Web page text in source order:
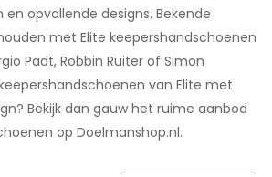
opvallende designs. Bekende
met Elite keepershandschoenen
Padt, Robbin Ruiter of Simon
van Elite met
Bekijk dan gauw het ruime aanbod
op Doelmanshop.nl.